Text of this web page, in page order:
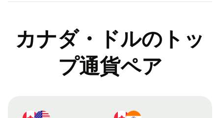
カナダ・ドルのトッ
プ通貨ペア